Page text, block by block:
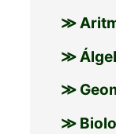
≫
≫
≫
≫